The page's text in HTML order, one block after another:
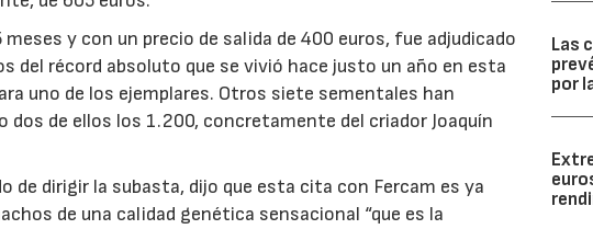
y con un precio de salida de 400 euros, fue adjudicado
del récord absoluto que se vivió hace justo un año en esta
uno de los ejemplares. Otros siete sementales han
dos de ellos los 1.200, concretamente del criador Joaquín
de dirigir la subasta, dijo que esta cita con Fercam es ya
de una calidad genética sensacional “que es la
Las
por